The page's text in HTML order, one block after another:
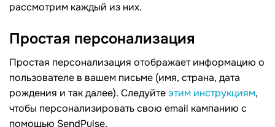
рассмотрим каждый из них.
Простая персонализация
Простая персонализация отображает информацию о
пользователе в вашем письме (имя, страна, дата
рождения и так далее). Следуйтеэтим инструкциям,
чтобы персонализировать свою email кампанию с
помощью SendPulse.